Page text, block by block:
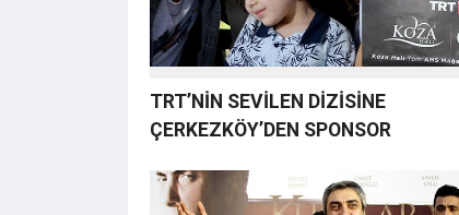
TRT’NİN SEVİLEN DİZİSİNE
ÇERKEZKÖY’DEN SPONSOR